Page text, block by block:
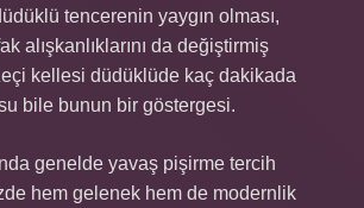
tencerenin yaygın olması,
alışkanlıklarını da değiştirmiş
kellesi düdüklüde kaç dakikada
bile bunun bir göstergesi.
genelde yavaş pişirme tercih
hem gelenek hem de modernlik